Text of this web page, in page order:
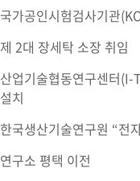
국가공인시험검사기관
제 2대 장세탁 소장 취임
산업기술협동연구센터
설치
한국생산기술연구원 “전
연구소 평택 이전